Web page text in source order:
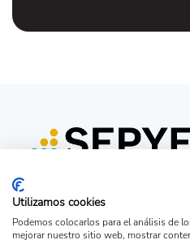
Utilizamos cookies
Podemos colocarlos para el análisis de
mejorar nuestro sitio web, mostrar